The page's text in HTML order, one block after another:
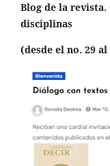
Blog de la
disciplinas
(desde el no. 29